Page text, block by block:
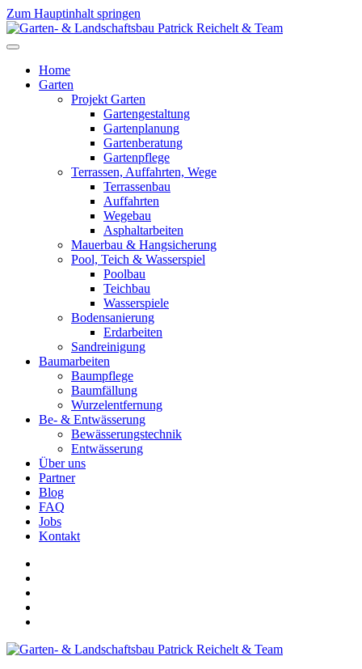
Zum Hauptinhalt springen
Home
Garten
Projekt Garten
Gartengestaltung
Gartenplanung
Gartenberatung
Gartenpflege
Terrassen, Auffahrten, Wege
Terrassenbau
Auffahrten
Wegebau
Asphaltarbeiten
Mauerbau & Hangsicherung
Pool, Teich & Wasserspiel
Poolbau
Teichbau
Wasserspiele
Bodensanierung
Erdarbeiten
Sandreinigung
Baumarbeiten
Baumpflege
Baumfällung
Wurzelentfernung
Be- & Entwässerung
Bewässerungstechnik
Entwässerung
Über uns
Partner
Blog
FAQ
Jobs
Kontakt